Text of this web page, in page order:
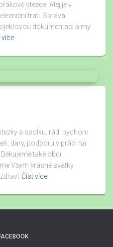
stezce. Alej je v
trati. Správa
dokumentaci a my
více
a spolku, rádi bychom
dary, podporu v práci na
také obci
Všem krásné svátky
Číst více